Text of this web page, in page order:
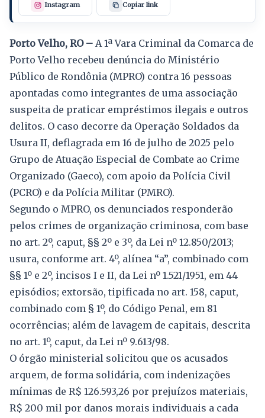
Instagram Copiar link
Porto Velho, RO – A 1ª Vara Criminal da Comarca de
Porto Velho recebeu denúncia do Ministério
Público de Rondônia (MPRO) contra 16 pessoas
apontadas como integrantes de uma associação
suspeita de praticar empréstimos ilegais e outros
delitos. O caso decorre da Operação Soldados da
Usura II, deflagrada em 16 de julho de 2025 pelo
Grupo de Atuação Especial de Combate ao Crime
Organizado (Gaeco), com apoio da Polícia Civil
(PCRO) e da Polícia Militar (PMRO).
Segundo o MPRO, os denunciados responderão
pelos crimes de organização criminosa, com base
no art. 2º, caput, §§ 2º e 3º, da Lei nº 12.850/2013;
usura, conforme art. 4º, alínea “a”, combinado com
§§ 1º e 2º, incisos I e II, da Lei nº 1.521/1951, em 44
episódios; extorsão, tipificada no art. 158, caput,
combinado com § 1º, do Código Penal, em 81
ocorrências; além de lavagem de capitais, descrita
no art. 1º, caput, da Lei nº 9.613/98.
O órgão ministerial solicitou que os acusados
arquem, de forma solidária, com indenizações
mínimas de R$ 126.593,26 por prejuízos materiais,
R$ 200 mil por danos morais individuais a cada